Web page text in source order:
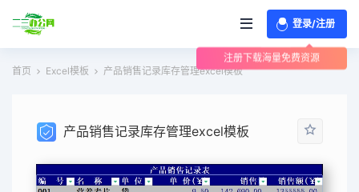
登录/注册
注册下载海量免费资源
首页 Excel模板 产品销售记录库存管理excel模板
产品销售记录库存管理excel模板